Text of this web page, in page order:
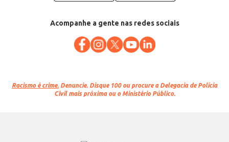
Acompanhe a gente nas redes sociais
Racismo é crime. Denuncie. Disque 100 ou procure a Delegacia de Polícia
Civil mais próxima ou o Ministério Público.